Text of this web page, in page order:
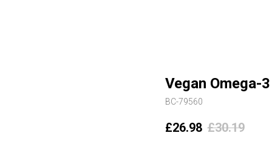
Vegan Omega-
BC-79560
£26.98 £30.19